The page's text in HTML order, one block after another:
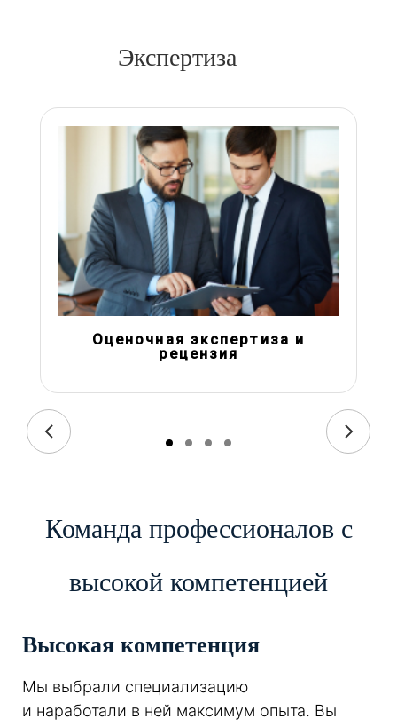
Экспертиза
Оценочная экспертиза и
рецензия
Команда профессионалов с
высокой компетенцией
Высокая компетенция
Мы выбрали специализацию
и наработали в ней максимум опыта. Вы